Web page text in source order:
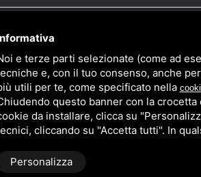
e terze parti selezionate (come ad
e, con il tuo consenso, anche
utili per te, come specificato nella
questo banner con la
da installare, clicca su
cliccando su "Accetta tutti". In
Personalizza